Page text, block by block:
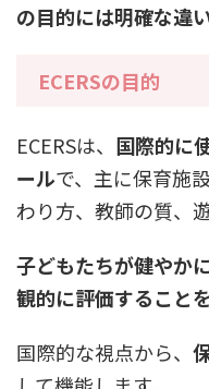
の目的には明確な違
ECERSの目的
ECERSは、 国際的に
ールで、主に保育施
わり方、教師の質、
子どもたちが健やか
観的に評価すること
国際的な視点から、